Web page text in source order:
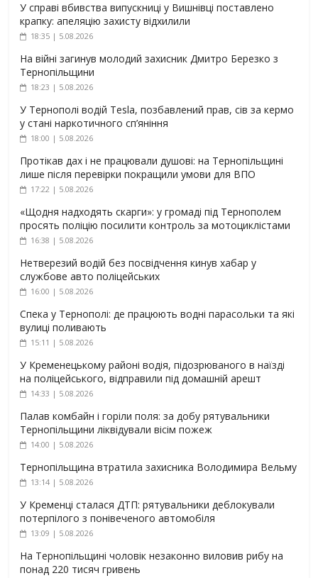
У справі вбивства випускниці у Вишнівці поставлено
крапку: апеляцію захисту відхилили
18:35 | 5.08.2026
На війні загинув молодий захисник Дмитро Березко з
Тернопільщини
18:23 | 5.08.2026
У Тернополі водій Tesla, позбавлений прав, сів за кермо
у стані наркотичного сп’яніння
18:00 | 5.08.2026
Протікав дах і не працювали душові: на Тернопільщині
лише після перевірки покращили умови для ВПО
17:22 | 5.08.2026
«Щодня надходять скарги»: у громаді під Тернополем
просять поліцію посилити контроль за мотоциклістами
16:38 | 5.08.2026
Нетверезий водій без посвідчення кинув хабар у
службове авто поліцейських
16:00 | 5.08.2026
Спека у Тернополі: де працюють водні парасольки та які
вулиці поливають
15:11 | 5.08.2026
У Кременецькому районі водія, підозрюваного в наїзді
на поліцейського, відправили під домашній арешт
14:33 | 5.08.2026
Палав комбайн і горіли поля: за добу рятувальники
Тернопільщини ліквідували вісім пожеж
14:00 | 5.08.2026
Тернопільщина втратила захисника Володимира Вельму
13:14 | 5.08.2026
У Кременці сталася ДТП: рятувальники деблокували
потерпілого з понівеченого автомобіля
13:09 | 5.08.2026
На Тернопільщині чоловік незаконно виловив рибу на
понад 220 тисяч гривень